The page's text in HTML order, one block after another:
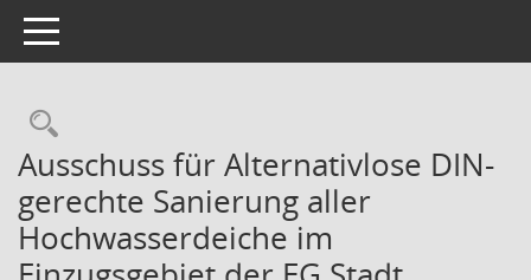
Toggle navigation
Rechercheauswahl
Ausschuss für Alternativlose DIN-
gerechte Sanierung aller
Hochwasserdeiche im